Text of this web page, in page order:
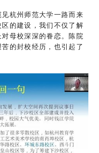
杭州师范大学一路而来
的建设，我们不仅了解
母校深深的眷恋。陈院
的封校经历，也引起了